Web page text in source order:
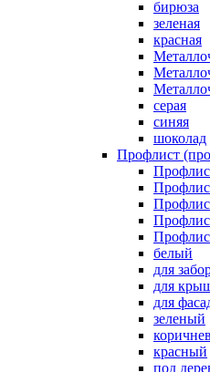
бирюза
зеленая
красная
серая
синяя
шоколад
Профлист
белый
для
для
для
зеленый
красный
под